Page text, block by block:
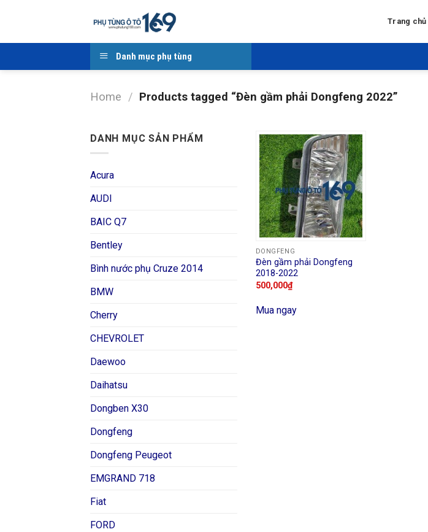
Trang chủ
Danh mục phụ tùng
Home / Products tagged “Đèn gầm phải Dongfeng 2022”
DANH MỤC SẢN PHẨM
Acura
AUDI
BAIC Q7
Bentley
Bình nước phụ Cruze 2014
BMW
Cherry
CHEVROLET
Daewoo
Daihatsu
Dongben X30
Dongfeng
Dongfeng Peugeot
EMGRAND 718
Fiat
FORD
DONGFENG
Đèn gầm phải Dongfeng
2018-2022
500,000₫
Mua ngay